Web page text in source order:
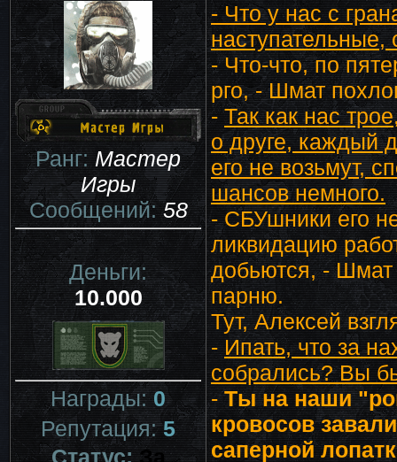
Ранг:Мастер
Игры
Сообщений:58
Деньги:
10.000
Награды:0
Репутация:5
Статус:За
- Что у нас с
наступательные,
- Что-что, по
рго, - Шмат
-Так как нас
о друге, каждый
его не возьмут,
шансов немного.
- СБУшники его
ликвидацию
добьются, - Шмат
парню.
Тут, Алексей
- Ипать, что за
собрались? Вы
-Ты на наши
кровосов
саперной